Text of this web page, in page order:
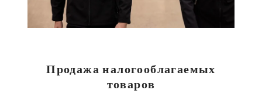
Продажа налогооблагаемых
товаров